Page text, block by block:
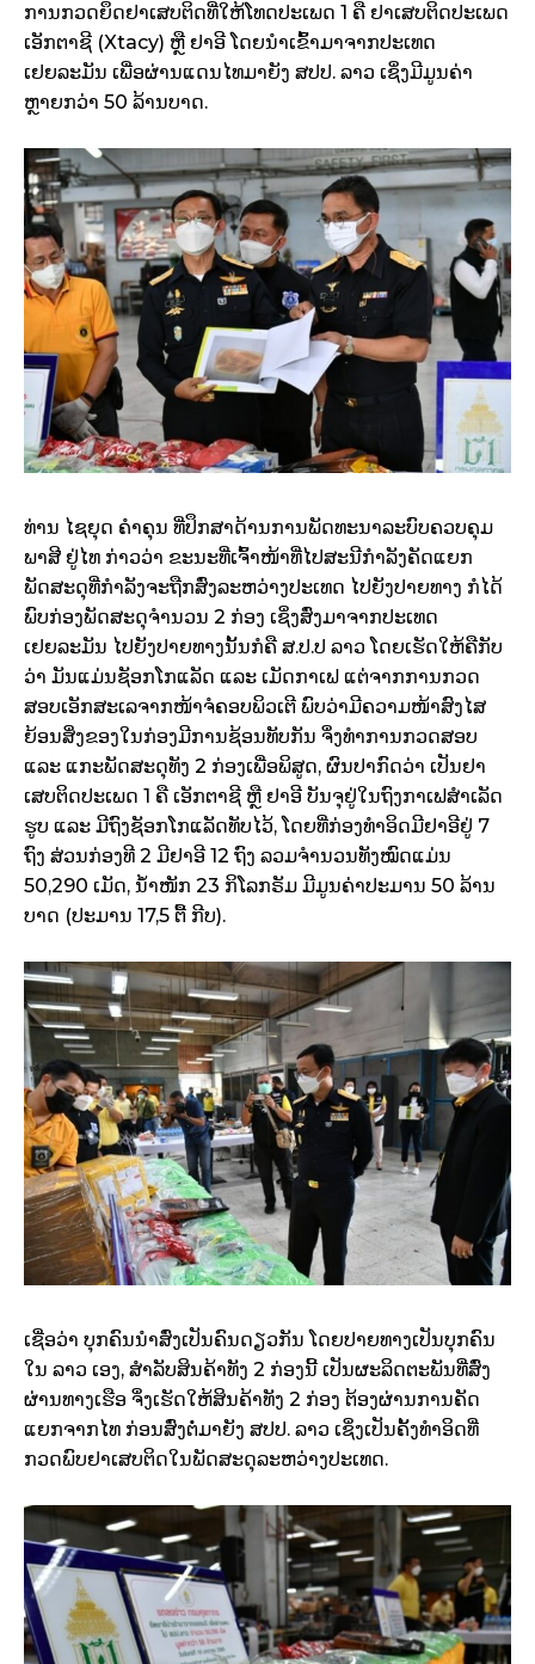
ການກວດຍຶດຢາເສບຕິດທີ່ໃຫ້ໂທດປະເພດ 1 ຄື ຢາເສບຕິດປະເພດ
ເອັກຕາຊີ (Xtacy) ຫຼື ຢາອີ ໂດຍນໍາເຂົ້າມາຈາກປະເທດ
ເຢຍລະມັນ ເພື່ອຜ່ານແດນໄທມາຍັງ ສປປ. ລາວ ເຊິ່ງມີມູນຄ່າ
ຫຼາຍກວ່າ 50 ລ້ານບາດ.
ທ່ານ ໄຊຍຸດ ຄໍາຄຸນ ທີ່ປຶກສາດ້ານການພັດທະນາລະບົບຄວບຄຸມ
ພາສີ ຢູ່ໄທ ກ່າວວ່າ ຂະນະທີ່ເຈົ້າໜ້າທີ່ໄປສະນີກໍາລັງຄັດແຍກ
ພັດສະດຸທີ່ກໍາລັງຈະຖືກສົ່ງລະຫວ່າງປະເທດ ໄປຍັງປາຍທາງ ກໍໄດ້
ພົບກ່ອງພັດສະດຸຈໍານວນ 2 ກ່ອງ ເຊິ່ງສົ່ງມາຈາກປະເທດ
ເຢຍລະມັນ ໄປຍັງປາຍທາງນັ້ນກໍຄື ສ.ປ.ປ ລາວ ໂດຍເຮັດໃຫ້ຄືກັບ
ວ່າ ມັນແມ່ນຊັອກໂກແລັດ ແລະ ເມັດກາເຟ ແຕ່ຈາກການກວດ
ສອບເອັກສະເລຈາກໜ້າຈໍຄອບພິວເຕີ ພົບວ່າມີຄວາມໜ້າສົງໄສ
ຍ້ອນສິ່ງຂອງໃນກ່ອງມີການຊ້ອນທັບກັນ ຈຶ່ງທໍາການກວດສອບ
ແລະ ແກະພັດສະດຸທັງ 2 ກ່ອງເພື່ອພິສູດ, ຜົນປາກົດວ່າ ເປັນຢາ
ເສບຕິດປະເພດ 1 ຄື ເອັກຕາຊີ ຫຼື ຢາອີ ບັນຈຸຢູ່ໃນຖົງກາເຟສໍາເລັດ
ຮູບ ແລະ ມີຖົງຊັອກໂກແລັດທັບໄວ້, ໂດຍທີ່ກ່ອງທໍາອິດມີຢາອີຢູ່ 7
ຖົງ ສ່ວນກ່ອງທີ 2 ມີຢາອີ 12 ຖົງ ລວມຈໍານວນທັງໝົດແມ່ນ
50,290 ເມັດ, ນໍ້າໜັກ 23 ກິໂລກຣັມ ມີມູນຄ່າປະມານ 50 ລ້ານ
ບາດ (ປະມານ 17,5 ຕື້ ກີບ).
ເຊື່ອວ່າ ບຸກຄົນນໍາສົ່ງເປັນຄົນດຽວກັນ ໂດຍປາຍທາງເປັນບຸກຄົນ
ໃນ ລາວ ເອງ, ສໍາລັບສິນຄ້າທັງ 2 ກ່ອງນີ້ ເປັນຜະລິດຕະພັນທີ່ສົ່ງ
ຜ່ານທາງເຮືອ ຈຶ່ງເຮັດໃຫ້ສິນຄ້າທັງ 2 ກ່ອງ ຕ້ອງຜ່ານການຄັດ
ແຍກຈາກໄທ ກ່ອນສົ່ງຕໍ່ມາຍັງ ສປປ. ລາວ ເຊິ່ງເປັນຄັ້ງທໍາອິດທີ່
ກວດພົບຢາເສບຕິດໃນພັດສະດຸລະຫວ່າງປະເທດ.